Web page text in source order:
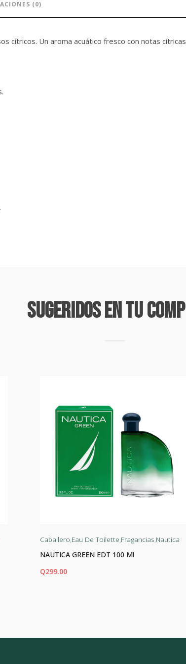
(0)
cítricos. Un aroma acuático fresco con notas
Sugeridos En Tu
Caballero,Eau De Toilette,Fragancias,Nautica
NAUTICA GREEN EDT 100 Ml
Q299.00